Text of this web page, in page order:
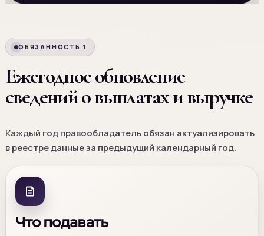
ОБЯЗАННОСТЬ 1
Ежегодное обновление
сведений о выплатах и выручке
Каждый год правообладатель обязан актуализировать
в реестре данные за предыдущий календарный год.
Что подавать